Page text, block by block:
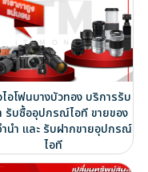
อโฟนบางบัวทอง บริการรับ
รับซื้ออุปกรณ์ไอที ขายของ
นำ และ รับฝากขายอุปกรณ์
ไอที